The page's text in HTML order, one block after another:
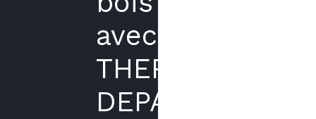
avec
THERMIKE
DEPANNAGE